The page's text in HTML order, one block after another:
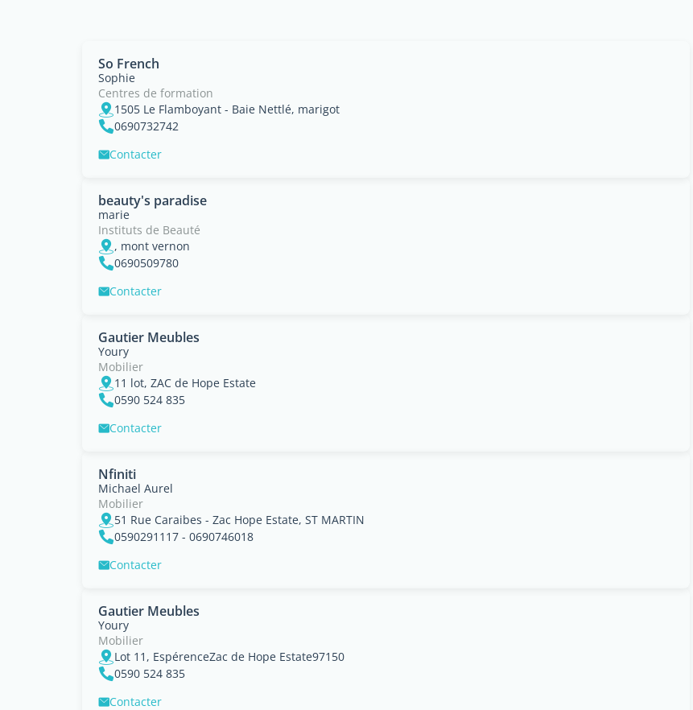
So French
Sophie
Centres de formation
1505 Le Flamboyant - Baie Nettlé, marigot
0690732742
Contacter
beauty's paradise
marie
Instituts de Beauté
, mont vernon
0690509780
Contacter
Gautier Meubles
Youry
Mobilier
11 lot, ZAC de Hope Estate
0590 524 835
Contacter
Nfiniti
Michael Aurel
Mobilier
51 Rue Caraibes - Zac Hope Estate, ST MARTIN
0590291117 - 0690746018
Contacter
Gautier Meubles
Youry
Mobilier
Lot 11, EspérenceZac de Hope Estate97150
0590 524 835
Contacter